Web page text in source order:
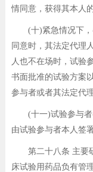
情同意，获得其本人
(十)紧急情况下，
同意时，其法定代理
人也不在场时，试验
书面批准的试验方案
参与者或者其法定代
(十一)试验参与者
由试验参与者本人签
第二十八条 主要研
床试验用药品负有管